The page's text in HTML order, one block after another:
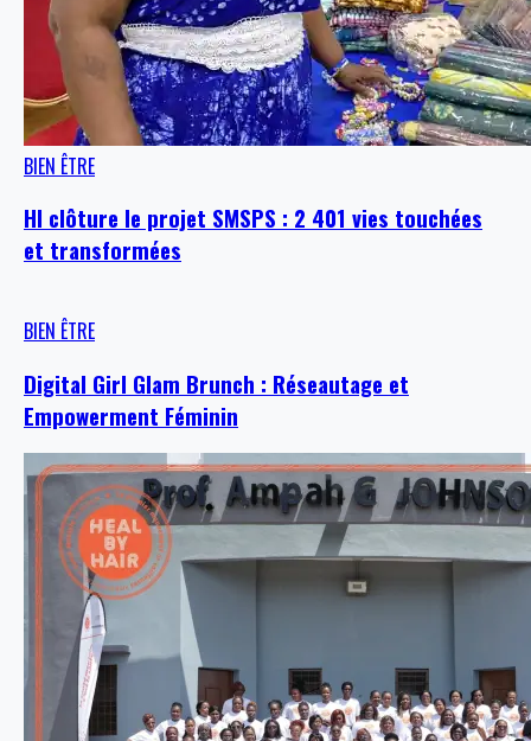
BIEN ÊTRE
HI clôture le projet SMSPS : 2 401 vies touchées
et transformées
BIEN ÊTRE
Digital Girl Glam Brunch : Réseautage et
Empowerment Féminin